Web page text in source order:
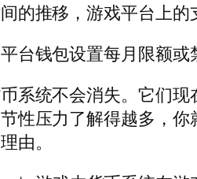
的推移，游戏平台上
台钱包设置每月限额或
系统不会消失。它们
性压力了解得越多，
由。